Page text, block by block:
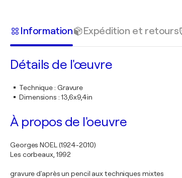
Information Expédition et retours
Détails de l'œuvre
Technique: Gravure
Dimensions : 13,6x9,4in
À propos de l'oeuvre
Georges NOEL (1924-2010)
Les corbeaux, 1992
gravure d'après un pencil aux techniques mixtes